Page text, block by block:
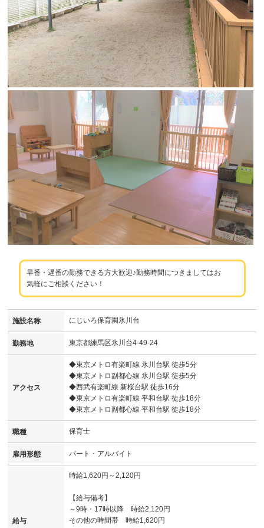
早番・遅番の勤務できる方大歓迎♪勤務時間につきましてはお
気軽にご相談ください！
施設名称 にじいろ保育園氷川台
勤務地 東京都練馬区氷川台4-49-24
アクセス
◆東京メトロ有楽町線 氷川台駅 徒歩5分
◆東京メトロ副都心線 氷川台駅 徒歩5分
◆西武有楽町線 新桜台駅 徒歩16分
◆東京メトロ有楽町線 平和台駅 徒歩18分
◆東京メトロ副都心線 平和台駅 徒歩18分
職種 保育士
雇用形態 パート・アルバイト
給与
時給1,620円～2,120円
【給与備考】
～9時・17時以降 時給2,120円
その他の時間帯 時給1,620円